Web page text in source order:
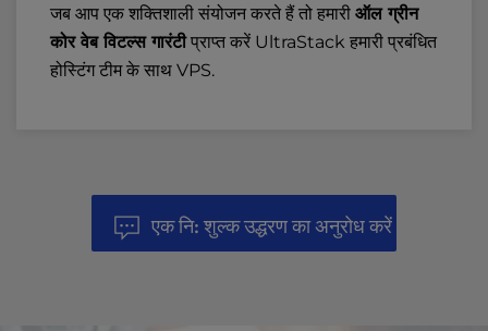
जब आप एक शक्तिशाली संयोजन करते हैं तो हमारी ऑल ग्रीन
कोर वेब विटल्स गारंटीप्राप्त करें UltraStack हमारी प्रबंधित
होस्टिंग टीम के साथ VPS.
एक नि: शुल्क उद्धरण का अनुरोध करें